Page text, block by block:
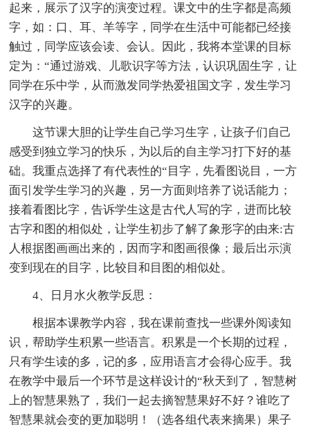
起来，展示了汉字的演变过程。课文中的生字都是高频
字，如：口、耳、羊等字，同学在生活中可能都已经接
触过，同学应该会读、会认。因此，我将本堂课的目标
定为：“通过游戏、儿歌识字等方法，认识巩固生字，让
同学在乐中学，从而激发同学热爱祖国文字，发生学习
汉字的兴趣。
这节课大胆的让学生自己学习生字，让孩子们自己
感受到独立学习的快乐，为以后的自主学习打下好的基
础。我重点选择了有代表性的“目字，先看图说目，一方
面引发学生学习的兴趣，另一方面则培养了说话能力；
接着看图比字，告诉学生这是古代人写的字，进而比较
古字和图的相似处，让学生初步了解了象形字的由来:古
人根据图画画出来的，因而字和图画很像；最后出示演
变到现在的目字，比较目和目图的相似处。
4、日月水火教学反思：
根据本课教学内容，我在课前查找一些课外阅读知
识，帮助学生积累一些语言。积累是一个长期的过程，
只有学生读的多，记的多，应用语言才会得心应手。我
在教学中最后一个环节是这样设计的“秋天到了，智慧树
上的智慧果熟了，我们一起去摘智慧果好不好？谁吃了
智慧果就会变的更加聪明！（选各组代表来摘果）果子